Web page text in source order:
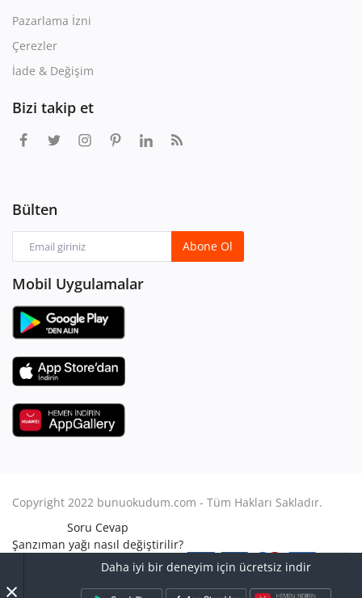
Daha iyi bir deneyim için ücretsiz indir
Pazarlama İzni
Çerezler
İade & Değişim
Bizi takip et
Bülten
Abone Ol
Mobil Uygulamalar
Copyright 2022 bunuokudum.com - Tüm Hakları Sakladır.
Soru Cevap
Şanzıman yağı nasıl değiştirilir?
Aile Hukuku
Avukat Nasıl Olunur?
Turbo arızası nasıl anlaşılır?